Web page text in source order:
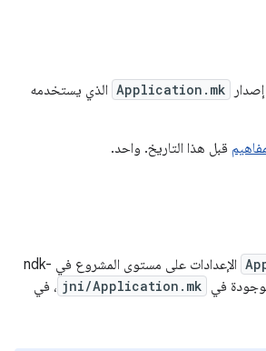
Application.mk الذي يستخدمه
قبل هذا التاريخ. واحد.
الإعدادات على مستوى المشروع في ndk-
jni/Application.mk ، في